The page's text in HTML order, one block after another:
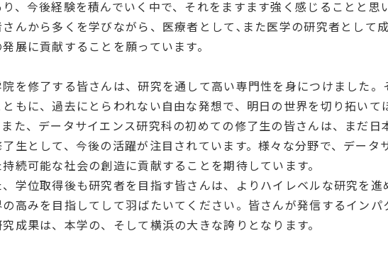
り、今後経験を積んでいく中で、それをますます強く感じることと思
さんから多くを学びながら、医療者として､また医学の研究者として
展に貢献することを願っています。
院を修了する皆さんは、研究を通して高い専門性を身につけました。
ともに、過去にとらわれない自由な発想で、明日の世界を切り拓いて
また、データサイエンス研究科の初めての修了生の皆さんは、まだ日
了生として、今後の活躍が注目されています。様々な分野で、データ
持続可能な社会の創造に貢献することを期待しています。
、学位取得後も研究者を目指す皆さんは、よりハイレベルな研究を進
の高みを目指してして羽ばたいてください。皆さんが発信するインパ
究成果は、本学の、そして横浜の大きな誇りとなります。